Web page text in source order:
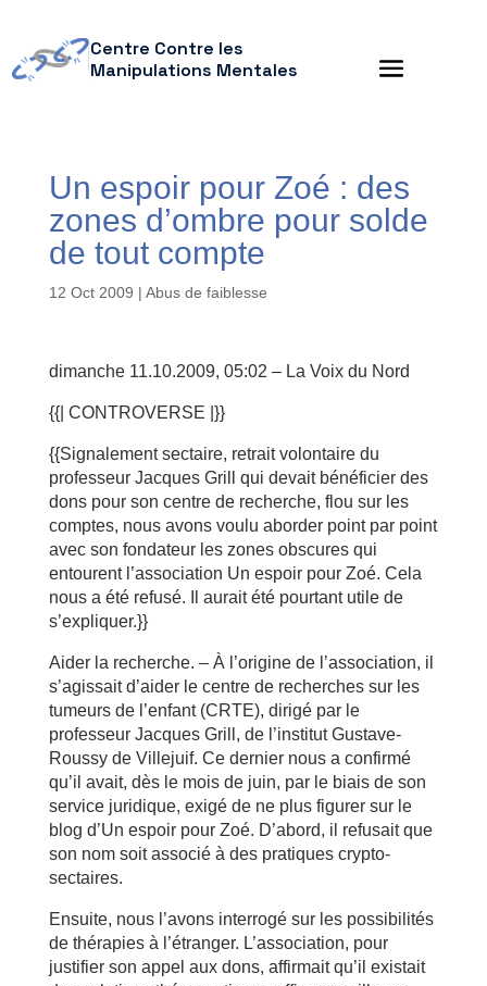
Centre Contre les
Manipulations Mentales
Un espoir pour Zoé : des
zones d’ombre pour solde
de tout compte
12 Oct 2009 | Abus de faiblesse
dimanche 11.10.2009, 05:02 – La Voix du Nord
{{| CONTROVERSE |}}
{{Signalement sectaire, retrait volontaire du
professeur Jacques Grill qui devait bénéficier des
dons pour son centre de recherche, flou sur les
comptes, nous avons voulu aborder point par point
avec son fondateur les zones obscures qui
entourent l’association Un espoir pour Zoé. Cela
nous a été refusé. Il aurait été pourtant utile de
s’expliquer.}}
Aider la recherche. – À l’origine de l’association, il
s’agissait d’aider le centre de recherches sur les
tumeurs de l’enfant (CRTE), dirigé par le
professeur Jacques Grill, de l’institut Gustave-
Roussy de Villejuif. Ce dernier nous a confirmé
qu’il avait, dès le mois de juin, par le biais de son
service juridique, exigé de ne plus figurer sur le
blog d’Un espoir pour Zoé. D’abord, il refusait que
son nom soit associé à des pratiques crypto-
sectaires.
Ensuite, nous l’avons interrogé sur les possibilités
de thérapies à l’étranger. L’association, pour
justifier son appel aux dons, affirmait qu’il existait